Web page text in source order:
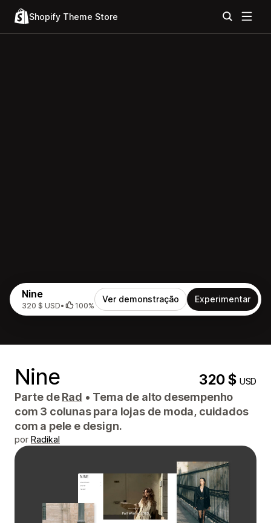
Shopify Theme Store
Nine
320 $ USD• 100%
Ver demonstração Experimentar
Nine 320 $USD
Parte deRad • Tema de alto desempenho
com 3 colunas para lojas de moda, cuidados
com a pele e design.
por Radikal